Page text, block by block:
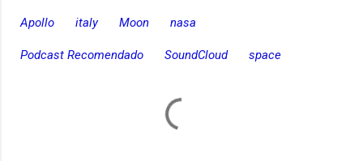
Apollo italy Moon nasa
Podcast Recomendado SoundCloud space